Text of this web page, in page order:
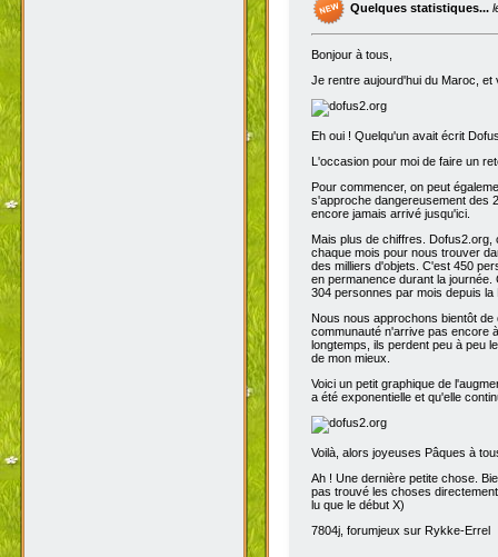
Quelques statistiques...
Bonjour à tous,
Je rentre aujourd'hui du Maroc, et
Eh oui ! Quelqu'un avait écrit
L'occasion pour moi de faire un
Pour commencer, on peut
s'approche dangereusement des
encore jamais arrivé jusqu'ici.
Mais plus de chiffres.
chaque mois pour nous trouver
des milliers d'objets. C'est 450
en permanence durant la
304 personnes par mois depuis
Nous nous approchons bientôt
communauté n'arrive pas encore
longtemps, ils perdent peu à peu
de mon mieux.
Voici un petit graphique de
a été exponentielle et qu'elle
Voilà, alors joyeuses Pâques à
Ah ! Une dernière petite chose.
pas trouvé les choses
lu que le début X)
7804j, forumjeux sur Rykke-Errel